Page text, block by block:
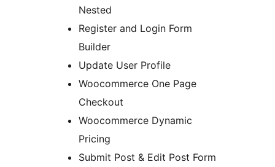
Nested
Register and Login Form
Builder
Update User Profile
Woocommerce One Page
Checkout
Woocommerce Dynamic
Pricing
Submit Post & Edit Post Form